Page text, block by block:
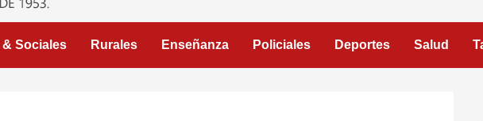
Sociales Rurales Enseñanza Policiales Deportes Salud